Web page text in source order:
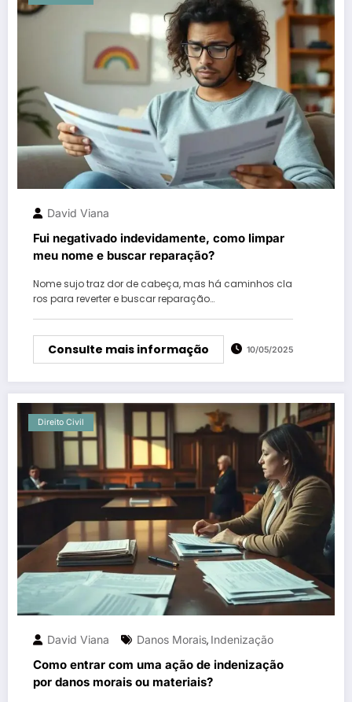
David Viana
Fui negativado indevidamente, como limpar
meu nome e buscar reparação?
Nome sujo traz dor de cabeça, mas há caminhos cla
ros para reverter e buscar reparação…
Consulte mais informação 10/05/2025
Direito Civil
David Viana Danos Morais, Indenização
Como entrar com uma ação de indenização
por danos morais ou materiais?